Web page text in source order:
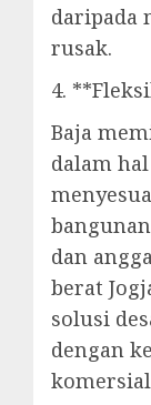
daripada
rusak.
4.
Baja
dalam
dan
berat
solusi
dengan